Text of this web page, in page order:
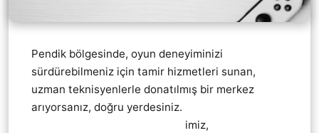
Pendik bölgesinde, oyun deneyiminizi
sürdürebilmeniz için tamir hizmetleri sunan,
uzman teknisyenlerle donatılmış bir merkez
arıyorsanız, doğru yerdesiniz.
imiz,